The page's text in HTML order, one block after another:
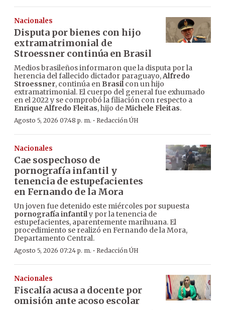
Nacionales
Disputa por bienes con hijo
extramatrimonial de
Stroessner continúa en Brasil
Medios brasileños informaron que la disputa por la
herencia del fallecido dictador paraguayo,Alfredo
Stroessner, continúa en Brasilcon un hijo
extramatrimonial. El cuerpo del general fue exhumado
en el 2022 y se comprobó la filiación con respecto a
Enrique Alfredo Fleitas, hijo deMichele Fleitas.
Agosto 5, 2026 07:48 p. m. · Redacción ÚH
Nacionales
Cae sospechoso de
pornografía infantil y
tenencia de estupefacientes
en Fernando de la Mora
Un joven fue detenido este miércoles por supuesta
pornografía infantily por la tenencia de
estupefacientes, aparentemente marihuana. El
procedimiento se realizó en Fernando de la Mora,
Departamento Central.
Agosto 5, 2026 07:24 p. m. · Redacción ÚH
Nacionales
Fiscalía acusa a docente por
omisión ante acoso escolar